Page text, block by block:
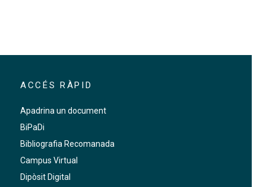
ACCÉS RÀPID
Apadrina un document
BiPaDi
Bibliografia Recomanada
Campus Virtual
Dipòsit Digital